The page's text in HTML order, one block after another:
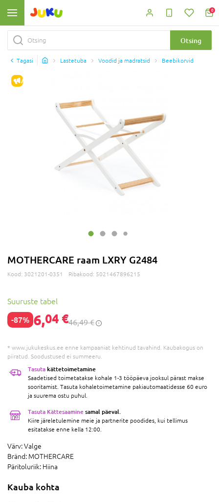
0
Otsing
Tagasi Lastetuba Voodid ja madratsid Beebikorvid
ALLAHINDLUS
MOTHERCARE raam LXRY G2484
Kood: 3021201-0351 Ribakood: 5021467896215
Suuruste tabel
-87% 6,04 €46,49 €
* www.jukukeskus.ee enne kampaaniat kehtinud tavahind. Kaubakogus on
piiratud. Soodustused ei summeeru.
Tasuta kättetoimetamine
Saadetised toimetatakse kohale 1-3 tööpäeva jooksul pärast makse
sooritamist. Tasuta kohaletoimetamine pakiautomaatidesse 60 euro
ja suurema ostu puhul.
Tasuta Kättesaamine samal päeval.
Kiire järeletulemine meie ja partnerite poodides, kui tellimus
esitatakse enne kella 12:00.
Värv:Valge
Bränd: MOTHERCARE
Päritoluriik: Hiina
Kauba kohta